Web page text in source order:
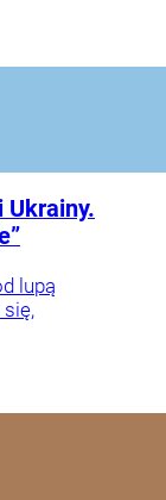
Ukrainy.
lupą
się,